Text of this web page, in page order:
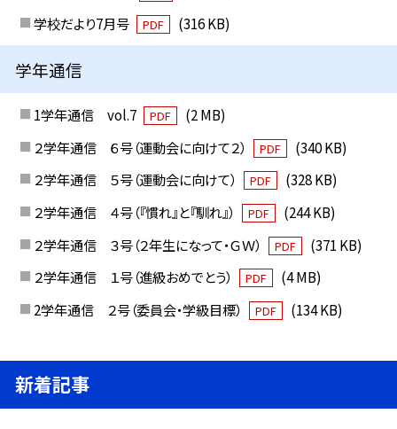
学校だより7月号
PDF (316 KB)
学年通信
1学年通信 vol.7 PDF
(2 MB)
２学年通信 ６号（運動会に向けて２）
PDF
(340 KB)
２学年通信 ５号（運動会に向けて）
PDF
(328 KB)
２学年通信 ４号（『慣れ』と『馴れ』）
PDF
(244 KB)
２学年通信 ３号（２年生になって・ＧＷ）
PDF
(371 KB)
２学年通信 １号（進級おめでとう）
PDF
(4 MB)
2学年通信 ２号（委員会・学級目標）
PDF (134 KB)
新着記事